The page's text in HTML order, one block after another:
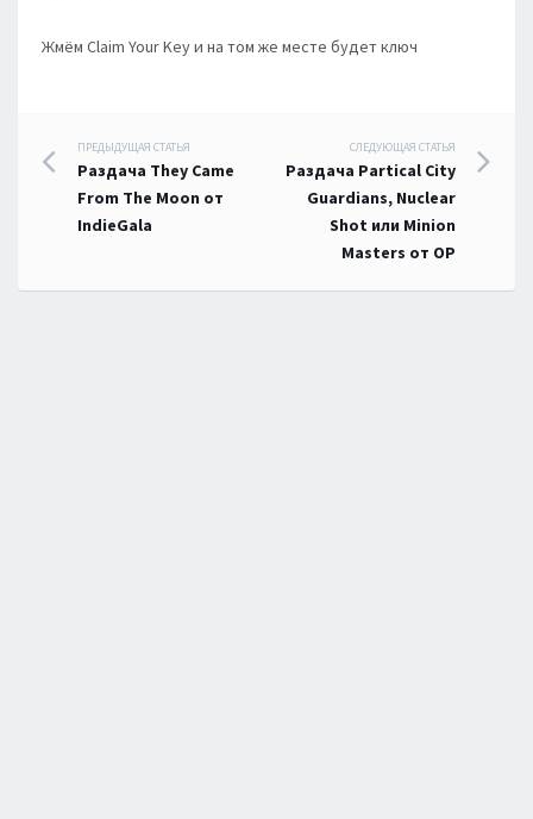
Жмём Claim Your Key и на том же месте будет ключ
Навигация
по
ПРЕДЫДУЩАЯ СТАТЬЯ
Раздача They Came
From The Moon от
IndieGala
СЛЕДУЮЩАЯ СТАТЬЯ
Раздача Partical City
Guardians, Nuclear
Shot или Minion
Masters от OP